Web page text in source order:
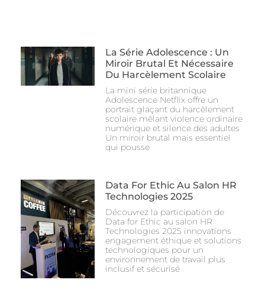
La Série Adolescence : Un
Miroir Brutal Et Nécessaire
Du Harcèlement Scolaire
La mini série britannique
Adolescence Netflix offre un
portrait glaçant du harcèlement
scolaire mêlant violence ordinaire
numérique et silence des adultes
Un miroir brutal mais essentiel
qui pousse
Data For Ethic Au Salon HR
Technologies 2025
Découvrez la participation de
Data for Ethic au salon HR
Technologies 2025 innovations
engagement éthique et solutions
technologiques pour un
environnement de travail plus
inclusif et sécurisé